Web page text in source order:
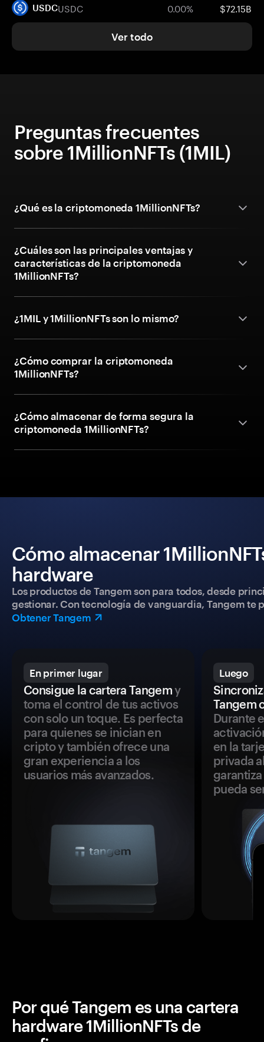
USDCUSDC 0.00% $72.15B
Ver todo
Preguntas frecuentes
sobre 1MillionNFTs (1MIL)
¿Qué es la criptomoneda 1MillionNFTs?
¿Cuáles son las principales ventajas y
características de la criptomoneda
1MillionNFTs?
¿1MIL y 1MillionNFTs son lo mismo?
¿Cómo comprar la criptomoneda
1MillionNFTs?
¿Cómo almacenar de forma segura la
criptomoneda 1MillionNFTs?
Cómo almacenar
hardware
Los productos de Tangem son para todos, desde
gestionar. Con tecnología de vanguardia, Tangem
Obtener Tangem
En primer lugar
Consigue la cartera Tangemy
toma el control de tus activos
con solo un toque. Es perfecta
para quienes se inician en
cripto y también ofrece una
gran experiencia a los
usuarios más avanzados.
Luego
Tangem
Durante
en la
privada
pueda
Por qué Tangem es una cartera
hardware 1MillionNFTs de